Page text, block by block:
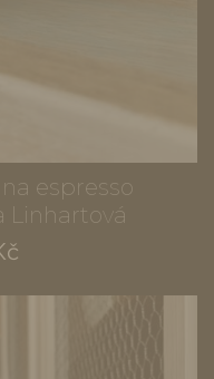
espresso
Linhartová